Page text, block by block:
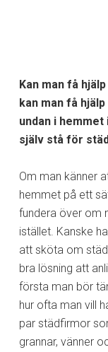
Kan man få
kan man få
undan i
själv stå för
Om man känner
hemmet på ett
fundera över om
istället. Kanske
att sköta om
bra lösning att
första man bör
hur ofta man vill
par städfirmor
grannar, vänner